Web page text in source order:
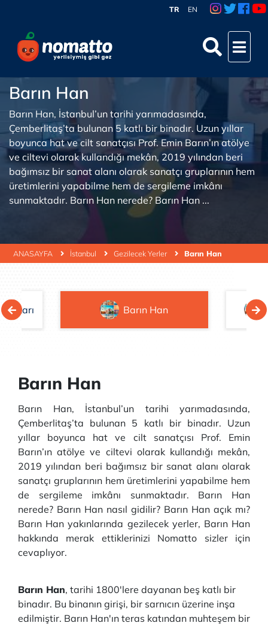
TR EN
ANASAYFA İstanbul Gezilecek Yerler Barın Han
Barın Han
Barın Han, İstanbul’un tarihi yarımadasında,
Çemberlitaş’ta bulunan 5 katlı bir binadır. Uzun yıllar
boyunca hat ve cilt sanatçısı Prof. Emin Barın’ın atölye
ve ciltevi olarak kullandığı mekân, 2019 yılından beri
bağımsız bir sanat alanı olarak sanatçı gruplarının hem
üretimlerini yapabilme hem de sergileme imkânı
sunmaktadır. Barın Han nerede? Barın Han ...
Pazarı Barın Han
Barın Han
Barın Han, İstanbul’un tarihi yarımadasında,
Çemberlitaş’ta bulunan 5 katlı bir binadır. Uzun
yıllar boyunca hat ve cilt sanatçısı Prof. Emin
Barın’ın atölye ve ciltevi olarak kullandığı mekân,
2019 yılından beri bağımsız bir sanat alanı olarak
sanatçı gruplarının hem üretimlerini yapabilme hem
de sergileme imkânı sunmaktadır. Barın Han
nerede? Barın Han nasıl gidilir? Barın Han açık mı?
Barın Han yakınlarında gezilecek yerler, Barın Han
hakkında merak ettiklerinizi Nomatto sizler için
cevaplıyor.
Barın Han, tarihi 1800'lere dayanan beş katlı bir
binadır. Bu binanın girişi, bir sarnıcın üzerine inşa
edilmiştir. Barın Han'ın teras katından muhteşem bir